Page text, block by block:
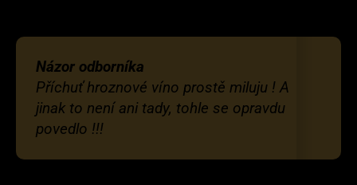
Názor odborníka
Příchuť hroznové víno prostě miluju ! A
jinak to není ani tady, tohle se opravdu
povedlo !!!